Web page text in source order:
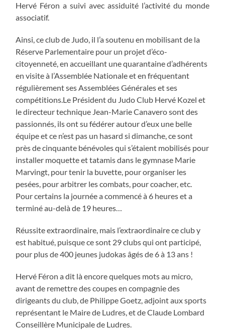
Hervé Féron a suivi avec assiduité l’activité du monde
associatif.
Ainsi, ce club de Judo, il l’a soutenu en mobilisant de la
Réserve Parlementaire pour un projet d’éco-
citoyenneté, en accueillant une quarantaine d’adhérents
en visite à l’Assemblée Nationale et en fréquentant
régulièrement ses Assemblées Générales et ses
compétitions.Le Président du Judo Club Hervé Kozel et
le directeur technique Jean-Marie Canavero sont des
passionnés, ils ont su fédérer autour d’eux une belle
équipe et ce n’est pas un hasard si dimanche, ce sont
près de cinquante bénévoles qui s’étaient mobilisés pour
installer moquette et tatamis dans le gymnase Marie
Marvingt, pour tenir la buvette, pour organiser les
pesées, pour arbitrer les combats, pour coacher, etc.
Pour certains la journée a commencé à 6 heures et a
terminé au-delà de 19 heures…
Réussite extraordinaire, mais l’extraordinaire ce club y
est habitué, puisque ce sont 29 clubs qui ont participé,
pour plus de 400 jeunes judokas âgés de 6 à 13 ans !
Hervé Féron a dit là encore quelques mots au micro,
avant de remettre des coupes en compagnie des
dirigeants du club, de Philippe Goetz, adjoint aux sports
représentant le Maire de Ludres, et de Claude Lombard
Conseillère Municipale de Ludres.